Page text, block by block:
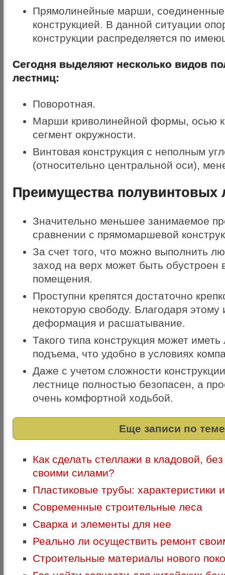
Прямолинейные марши, соединенные
конструкцией. В данной ситуации
конструкции распределяется по
Сегодня выделяют несколько видов
лестниц:
Поворотная.
Марши криволинейной формы, осью
сегмент окружности.
Винтовая конструкция с неполным
(относительно центральной оси),
Преимущества полувинтовых
Значительно меньшее занимаемое
сравнении с прямомаршевой
За счет того, что можно выполнить
заход на верх может быть обустроен
помещения.
Проступни крепятся достаточно
некоторую свободу. Благодаря этому
деформация и расшатывание.
Такого типа конструкция может
подъема, что удобно в условиях
Даже с учетом сложности
лестнице полностью безопасен, а
очень комфортной ходьбой.
Еще записи по теме
Как сделать стеллажи в кладовой,
своими силами?
Пластиковые трубы: характеристики
Современные строительные леса
Сварка и элементы для нее
Реально ли осуществить ремонт
Строительные материалы нового